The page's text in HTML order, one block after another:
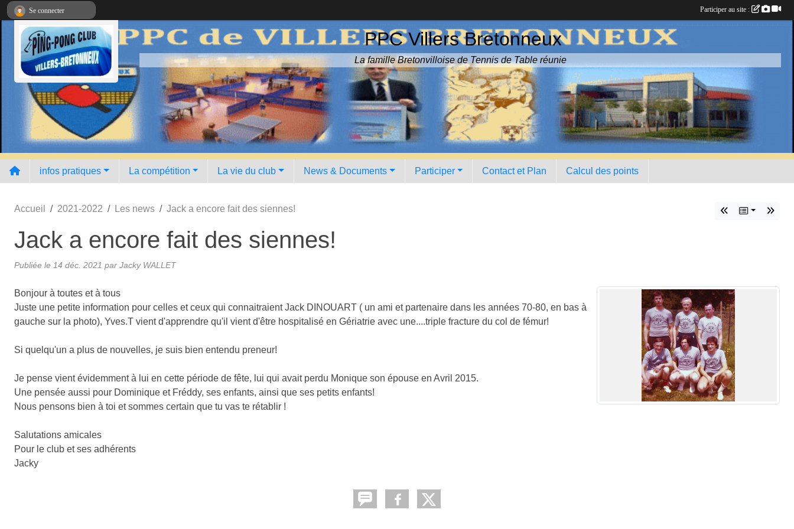
PPC Villers Bretonneux
La famille Bretonvilloise de Tennis de Table réunie
infos pratiques La compétition La vie du club News & Documents Participer Contact et Plan Calcul des points
Accueil 2021-2022 Les news Jack a encore fait des siennes!
Jack a encore fait des siennes!
Publiée le 14 déc. 2021 par Jacky WALLET
Bonjour à toutes et à tous
Juste une petite information pour celles et ceux qui connaitraient Jack DINOUART ( un ami et partenaire dans les années 70-80, en bas à
gauche sur la photo), Yves.T vient d'apprendre qu'il vient d'être hospitalisé en Gériatrie avec une....triple fracture du col de fémur!
Si quelqu'un a plus de nouvelles, je suis bien entendu preneur!
Je pense vient évidemment à lui en cette période de fête, lui qui avait perdu Monique son épouse en Avril 2015.
Une pensée aussi pour Dominique et Fréddy, ses enfants, ainsi que ses petits enfants!
Nous pensons bien à toi et sommes certain que tu vas te rétablir !
Salutations amicales
Pour le club et ses adhérents
Jacky
Se connecter Participer au site :
Panneau de gestion des cookies